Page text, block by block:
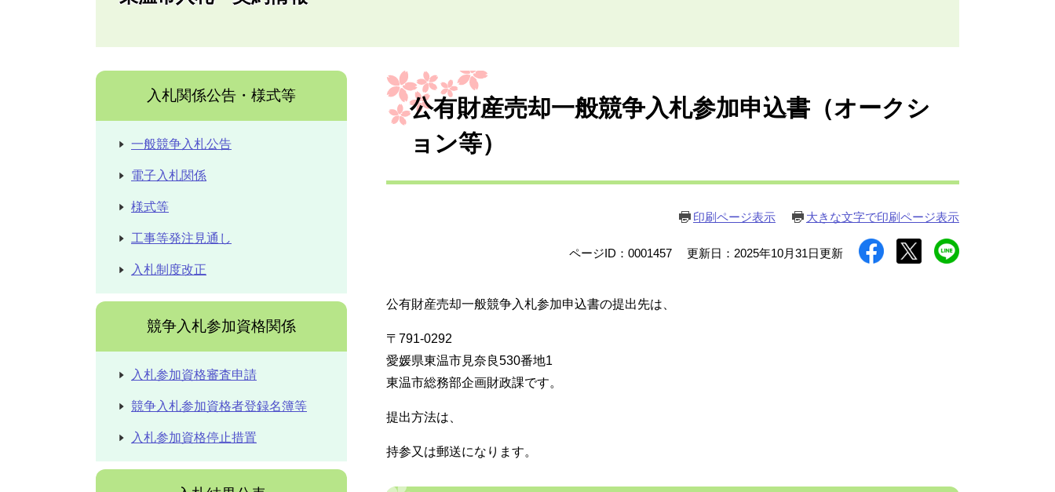
本
文
公有財産売却一般競争入札参加申込書（オークシ
ョン等）
印刷ページ表示 大きな文字で印刷ページ表示
ページID：0001457 更新日：2025年10月31日更新
公有財産売却一般競争入札参加申込書の提出先は、
〒791-0292
愛媛県東温市見奈良530番地1
東温市総務部企画財政課です。
提出方法は、
持参又は郵送になります。
入札関係公告・様式等
一般競争入札公告
電子入札関係
様式等
工事等発注見通し
入札制度改正
競争入札参加資格関係
入札参加資格審査申請
競争入札参加資格者登録名簿等
入札参加資格停止措置